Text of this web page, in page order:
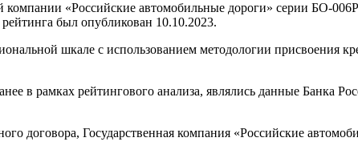
«Российские автомобильные дороги» серии БО-
был опубликован 10.10.2023.
шкале с использованием методологии присвоения
в рамках рейтингового анализа, являлись данные Банка
договора, Государственная компания «Российские